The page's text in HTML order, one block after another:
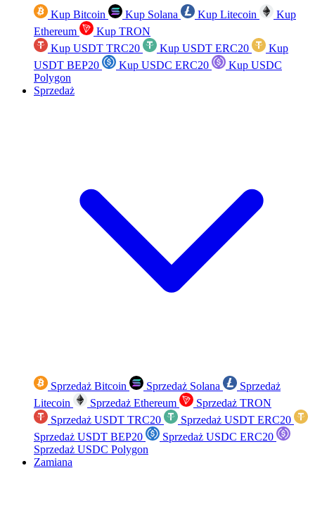
Kup Bitcoin Kup Solana Kup Litecoin
Kup
Ethereum
Kup TRON
Kup USDT TRC20
Kup USDT ERC20
Kup
USDT BEP20
Kup USDC ERC20
Kup USDC
Polygon
Sprzedaż
Sprzedaż Bitcoin Sprzedaż Solana
Sprzedaż
Litecoin
Sprzedaż Ethereum
Sprzedaż TRON
Sprzedaż USDT TRC20
Sprzedaż USDT ERC20
Sprzedaż USDT BEP20
Sprzedaż USDC ERC20
Sprzedaż USDC Polygon
Zamiana